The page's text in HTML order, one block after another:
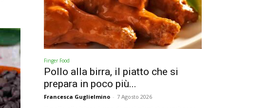
Finger Food
Pollo alla birra, il piatto che si
prepara in poco più...
Francesca Guglielmino - 7 Agosto 2026